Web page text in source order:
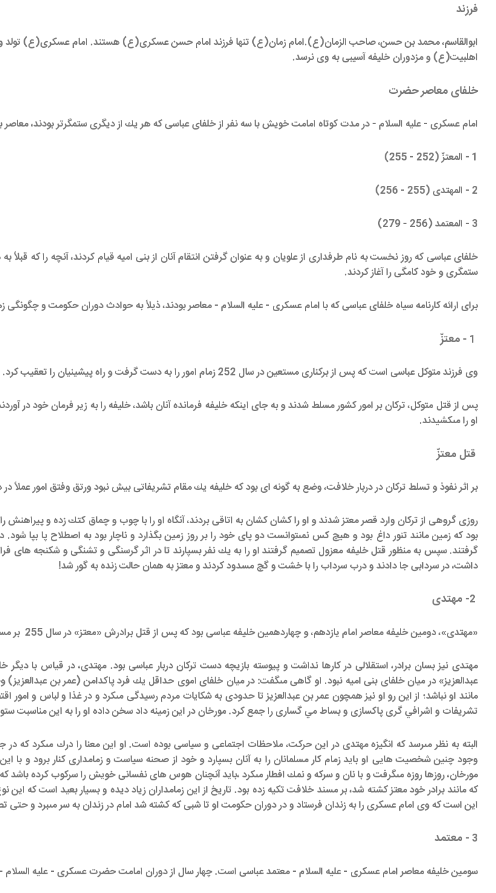
فرزند
ابوالقاسم، محمد بن حسن، صاحب الزمان(ع).امام زمان(ع) تنها فرزند امام حسن عسكرى(ع) هستند. امام عسكرى(ع) تولد و
اهل‏بيت(ع) و مزدوران خليفه ‏آسيبى به وى نرسد.
خلفاى معاصر حضرت
امام عسكرى - عليه السلام - در مدت كوتاه امامت خويش با سه نفر از خلفاى عباسى كه هر يك از ديگرى ستمگرتر بودند، معاصر
1 - المعتزّ (252 - 255)
2 - المهتدى (255 - 256)
3 - المعتمد (256 - 279)
خلفاى عباسى كه روز نخست به نام طرفدارى از علويان و به عنوان گرفتن انتقام آنان از بنى اميه قيام كردند، آنچه را كه قبلاً
ستمگرى و خود كامگى را آغاز كردند.
براى ارائه كارنامه سياه خلفاى عباسى كه با امام عسكرى - عليه السلام - معاصر بودند، ذيلاً به حوادث دوران حكومت‏ و چگونگى
- معتزّ
وى فرزند متوكل عباسى است كه پس از بركنارى مستعين در سال 252 زمام امور را به دست گرفت و راه پيشينيان را تعقيب كرد.
پس از قتل متوكل، تركان بر امور كشور مسلط شدند و به جاى اينكه خليفه فرمانده آنان باشد، خليفه را به زير فرمان خود در
او را مى‏كشيدند.
قتل معتزّ
بر اثر نفوذ و تسلط تركان در دربار خلافت، وضع به گونه‏ اى بود كه خليفه يك مقام تشريفاتى بيش نبود ورتق وفتق امور عملاً
روزى گروهى از تركان وارد قصر معتز شدند و او را كشان كشان به اتاقى بردند، آنگاه او را با چوب و چماق كتك زده و پيراهنش
بود كه زمين مانند تنور داغ بود و هيچ كس نمى‏توانست دو پاى خود را بر روز زمين بگذارد و ناچار بود به اصطلاح پا بپا
گرفتند. سپس به منظور قتل خليفه معزول تصميم گرفتند او را به يك نفر بسپارند تا در اثر گرسنگى و تشنگى و شكنجه‏ هاى
داشت، در سردابى جا دادند و درب سرداب را با خشت و گچ مسدود كردند و معتز به همان حالت زنده به گور شد!
مهتدى
«مهتدى»، دومين خليفه معاصر امام يازدهم، و چهاردهمين خليفه عباسى بود كه پس از قتل برادرش «معتز» در سال 255 بر مسند خلافت تكيه زد.
مهتدى نيز بسان برادر، استقلالى در كارها نداشت و پيوسته بازيچه دست تركان دربار عباسى بود. مهتدى، در قياس با
عبدالعزيز» در ميان خلفاى بنى اميه نبود. او گاهى مى‏گفت: در ميان خلفاى اموى حداقل يك فرد پاكدامن (عمر بن
مانند او نباشد؛ از اين رو او نيز همچون عمر بن عبدالعزيز تا حدودى به شكايات مردم رسيدگى مى‏كرد و در غذا و لباس و امور
تشريفات و اشرافي گرى پاكسازى و بساط مي گسارى را جمع كرد. مورخان در اين زمينه داد سخن داده او را به اين مناسبت
البته به نظر مى‏رسد كه انگيزه مهتدى در اين حركت، ملاحظات اجتماعى و سياسى بوده است. او اين معنا را درك مى‏كرد كه در
وجود چنين شخصيت هايى او بايد زمام كار مسلمانان را به آنان بسپارد و خود از صحنه سياست و زمامدارى كنار برود و
مورخان، روزها روزه مى‏گرفت و با نان و سركه و نمك افطار مى‏كرد ،بايد آنچنان هوس هاى نفسانى خويش را سركوب كرده باشد
كه مانند برادر خود معتز كشته شد، بر مسند خلافت تكيه زده بود. تاريخ از اين زمامداران زياد ديده و بسيار بعيد است كه اين
اين است كه وى امام عسكرى را به زندان فرستاد و در دوران حكومت او تا شبى كه كشته شد امام در زندان به سر مى‏برد و حتى
3 - معتمد
سومين خليفه معاصر امام عسكرى - عليه السلام - معتمد عباسى است. چهار سال از دوران امامت حضرت عسكرى - عليه